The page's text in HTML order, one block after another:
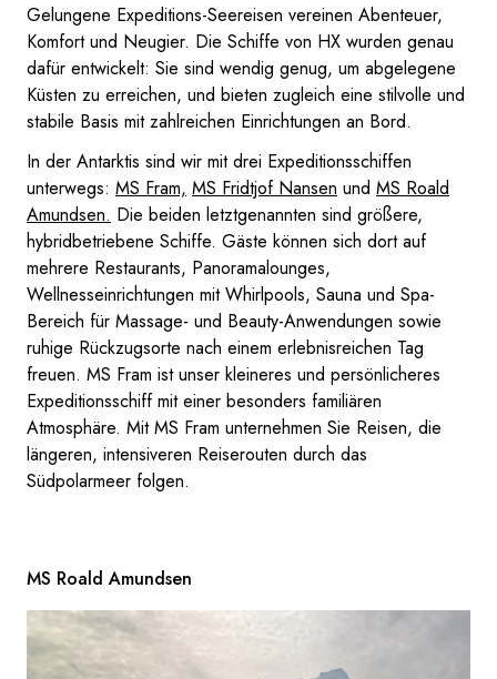
Gelungene Expeditions-Seereisen vereinen Abenteuer,
Komfort und Neugier. Die Schiffe von HX wurden genau
dafür entwickelt: Sie sind wendig genug, um abgelegene
Küsten zu erreichen, und bieten zugleich eine stilvolle und
stabile Basis mit zahlreichen Einrichtungen an Bord.
In der Antarktis sind wir mit drei Expeditionsschiffen
unterwegs: MS Fram, MS Fridtjof Nansen und MS Roald
Amundsen. Die beiden letztgenannten sind größere,
hybridbetriebene Schiffe. Gäste können sich dort auf
mehrere Restaurants, Panoramalounges,
Wellnesseinrichtungen mit Whirlpools, Sauna und Spa-
Bereich für Massage- und Beauty-Anwendungen sowie
ruhige Rückzugsorte nach einem erlebnisreichen Tag
freuen. MS Fram ist unser kleineres und persönlicheres
Expeditionsschiff mit einer besonders familiären
Atmosphäre. Mit MS Fram unternehmen Sie Reisen, die
längeren, intensiveren Reiserouten durch das
Südpolarmeer folgen.
MS Roald Amundsen